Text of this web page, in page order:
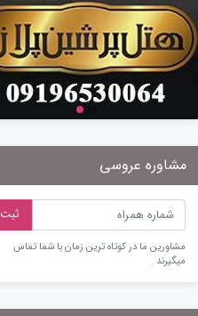
مشاوره عروسی
ثبت
مشاورین ما در کوتاه ترین زمان با شما تماس
میگیرند .